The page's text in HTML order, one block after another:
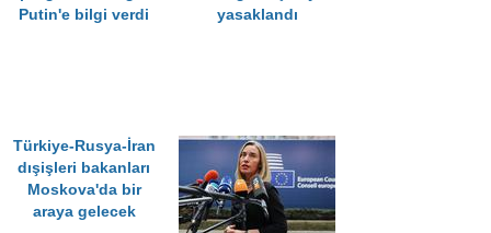
Putin'e bilgi verdi
yasaklandı
Türkiye-Rusya-İran
dışişleri bakanları
Moskova'da bir
araya gelecek